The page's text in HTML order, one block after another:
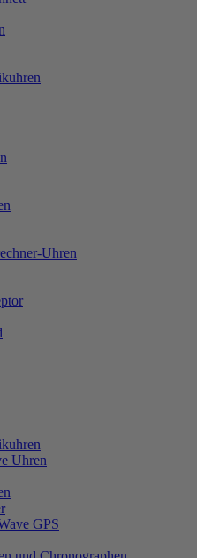
Uhren
Uhren
GPS